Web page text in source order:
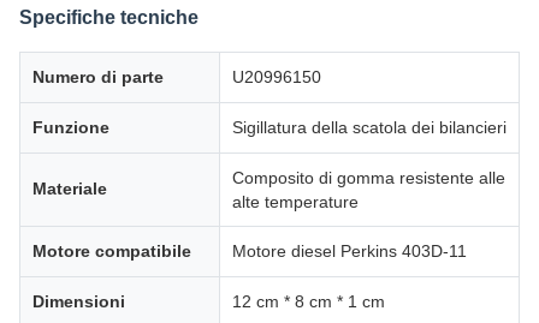
Specifiche tecniche
Numero di parte U20996150
Funzione Sigillatura della scatola dei bilancieri
Materiale
Composito di gomma resistente alle
alte temperature
Motore compatibile Motore diesel Perkins 403D-11
Dimensioni 12 cm * 8 cm * 1 cm